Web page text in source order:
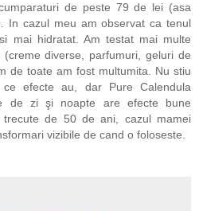
de peste 79 de lei (asa
In cazul meu am observat ca tenul
mai hidratat. Am testat mai multe
(creme diverse, parfumuri, geluri de
de toate am fost multumita. Nu stiu
efecte au, dar Pure Calendula
de zi şi noapte are efecte bune
trecute de 50 de ani, cazul mamei
vizibile de cand o foloseste.